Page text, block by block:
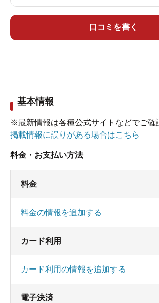
０ メタほう酸 ４３７
口コミを書く
基本情報
※最新情報は各種公式サイトなどでご確
掲載情報に誤りがある場合はこちら
料金・お支払い方法
料金
料金の情報を追加する
カード利用
カード利用の情報を追加する
電子決済